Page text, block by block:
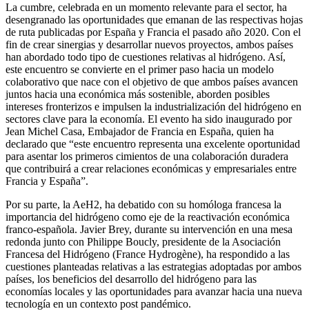
La cumbre, celebrada en un momento relevante para el sector, ha
desengranado las oportunidades que emanan de las respectivas hojas
de ruta publicadas por España y Francia el pasado año 2020. Con el
fin de crear sinergias y desarrollar nuevos proyectos, ambos países
han abordado todo tipo de cuestiones relativas al hidrógeno. Así,
este encuentro se convierte en el primer paso hacia un modelo
colaborativo que nace con el objetivo de que ambos países avancen
juntos hacia una económica más sostenible, aborden posibles
intereses fronterizos e impulsen la industrialización del hidrógeno en
sectores clave para la economía. El evento ha sido inaugurado por
Jean Michel Casa, Embajador de Francia en España, quien ha
declarado que “este encuentro representa una excelente oportunidad
para asentar los primeros cimientos de una colaboración duradera
que contribuirá a crear relaciones económicas y empresariales entre
Francia y España”.
Por su parte, la AeH2, ha debatido con su homóloga francesa la
importancia del hidrógeno como eje de la reactivación económica
franco-española. Javier Brey, durante su intervención en una mesa
redonda junto con Philippe Boucly, presidente de la Asociación
Francesa del Hidrógeno (France Hydrogène), ha respondido a las
cuestiones planteadas relativas a las estrategias adoptadas por ambos
países, los beneficios del desarrollo del hidrógeno para las
economías locales y las oportunidades para avanzar hacia una nueva
tecnología en un contexto post pandémico.